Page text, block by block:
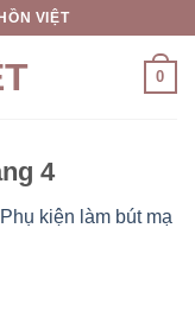
VIỆT
0
4
Phụ kiện làm bút mạ